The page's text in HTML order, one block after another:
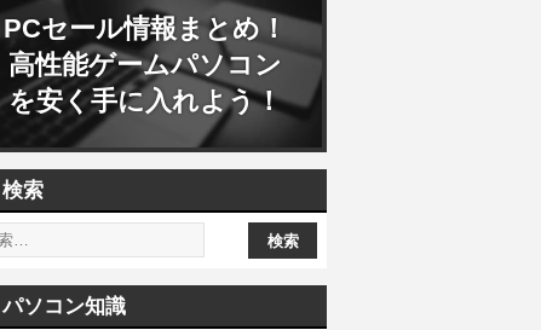
PCセール情報まとめ！
高性能ゲームパソコン
を安く手に入れよう！
検索
パソコン知識